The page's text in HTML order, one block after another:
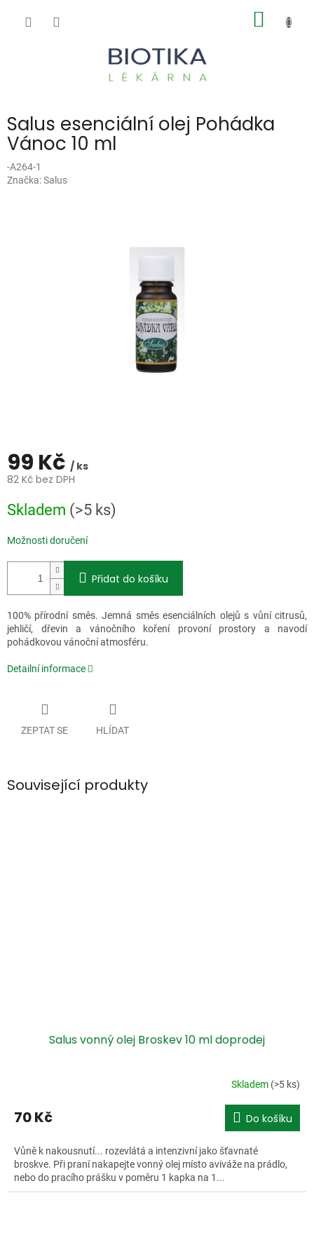
Salus esenciální olej Pohádka
Vánoc 10 ml
-A264-1
Značka:Salus
99 Kč / ks
82 Kč bez DPH
cena:
Skladem (>5 ks)
Možnosti doručení
Přidat do košíku
100% přírodní směs. Jemná směs esenciálních olejů s vůní citrusů,
jehličí, dřevin a vánočního koření provoní prostory a navodí
pohádkovou vánoční atmosféru.
Detailní informace
ZEPTAT SE HLÍDAT
Související produkty
Salus vonný olej Broskev 10 ml doprodej
Skladem (>5 ks)
70 Kč Do košíku
Vůně k nakousnutí... rozevlátá a intenzivní jako šťavnaté
broskve. Při praní nakapejte vonný olej místo aviváže na prádlo,
nebo do pracího prášku v poměru 1 kapka na 1...